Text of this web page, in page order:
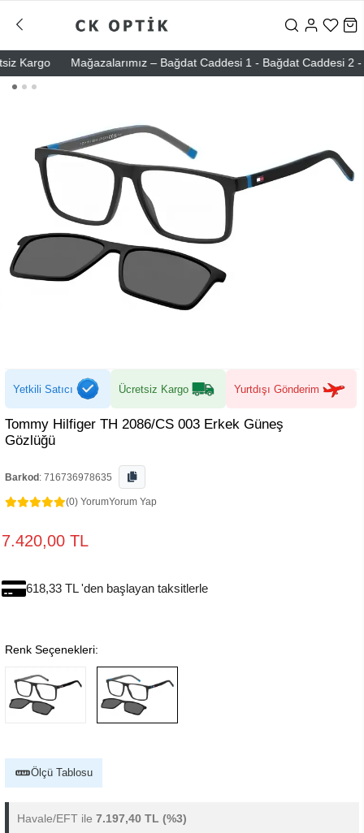
Mağazalarımız – Bağdat Caddesi 1 - Bağdat Caddesi 2 -
Yetkili Satıcı Ücretsiz Kargo Yurtdışı Gönderim
Tommy Hilfiger TH 2086/CS 003 Erkek Güneş
Gözlüğü
Barkod : 716736978635
(0) YorumYorum Yap
7.420,00 TL
618,33 TL 'den başlayan taksitlerle
Renk Seçenekleri:
Ölçü Tablosu
Havale/EFT ile 7.197,40 TL (%3)